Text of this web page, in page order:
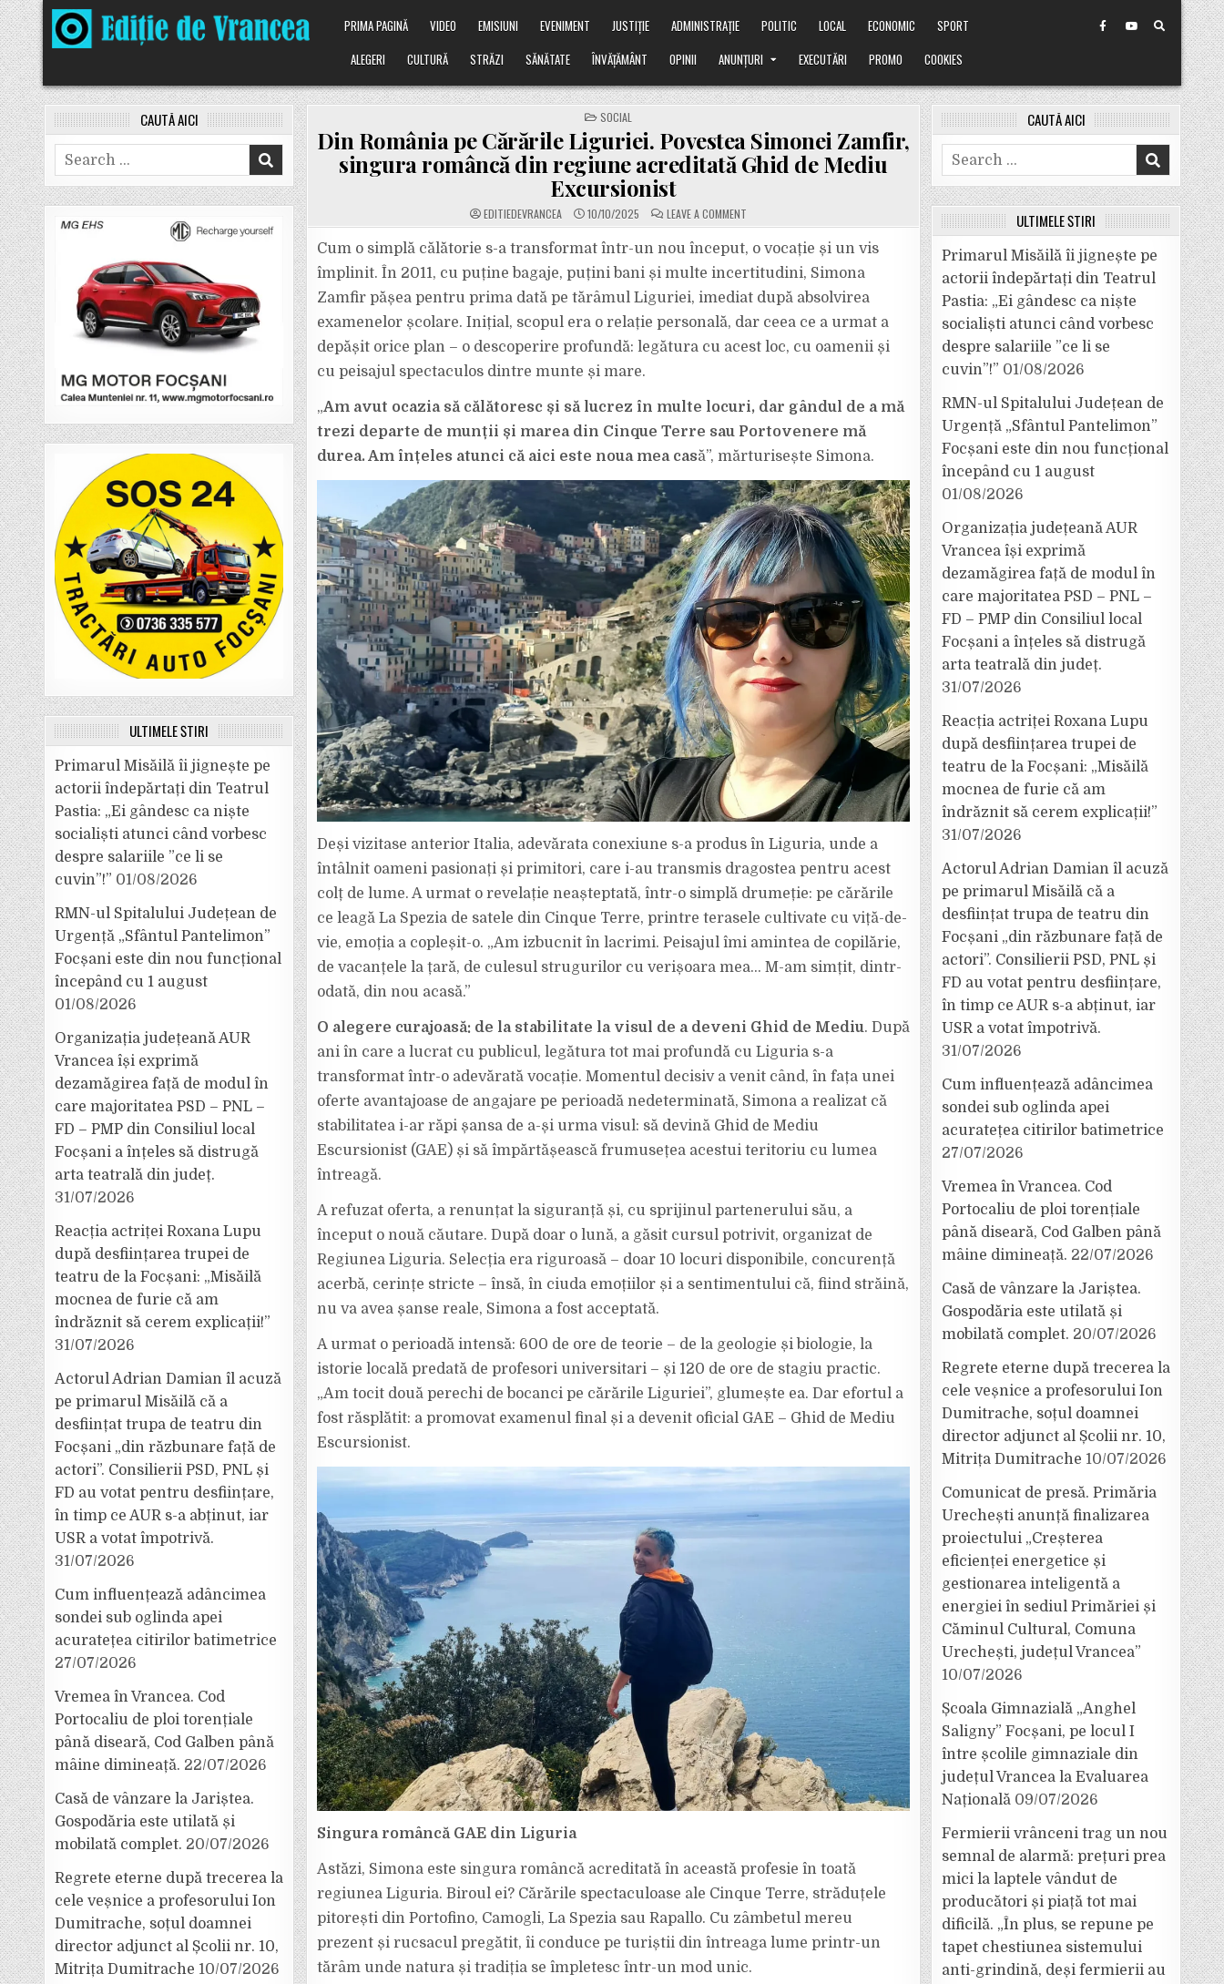
Skip
to
content
PRIMA PAGINĂ VIDEO EMISIUNI EVENIMENT JUSTIȚIE ADMINISTRAȚIE POLITIC LOCAL ECONOMIC
SPORT
ALEGERI
CULTURĂ STRĂZI SĂNĂTATE ÎNVĂȚĂMÂNT OPINII ANUNȚURI EXECUTĂRI PROMO COOKIES
POSTED
IN
SOCIAL
Din România pe Cărările Liguriei. Povestea Simonei Zamfir,
singura româncă din regiune acreditată Ghid de Mediu
Excursionist
EDITIEDEVRANCEA 10/10/2025 LEAVE A COMMENT
DIN
PE
CĂRĂRILE
LIGURIEI.
POVESTEA
SIMONEI
ZAMFIR,
ROMÂNCĂ
REGIUNE
ACREDITATĂ
EXCURSIONIST
Cum o simplă călătorie s-a transformat într-un nou început, o vocație și un vis
împlinit. În 2011, cu puține bagaje, puțini bani și multe incertitudini, Simona
Zamfir pășea pentru prima dată pe tărâmul Liguriei, imediat după absolvirea
examenelor școlare. Inițial, scopul era o relație personală, dar ceea ce a urmat a
depășit orice plan – o descoperire profundă: legătura cu acest loc, cu oamenii și
cu peisajul spectaculos dintre munte și mare.
„Am avut ocazia să călătoresc și să lucrez în multe locuri, dar gândul de a mă
trezi departe de munții și marea din Cinque Terre sau Portovenere mă
durea. Am înțeles atunci că aici este noua mea casă”, mărturisește Simona.
Deși vizitase anterior Italia, adevărata conexiune s-a produs în Liguria, unde a
întâlnit oameni pasionați și primitori, care i-au transmis dragostea pentru acest
colț de lume. A urmat o revelație neașteptată, într-o simplă drumeție: pe cărările
ce leagă La Spezia de satele din Cinque Terre, printre terasele cultivate cu viță-de-
vie, emoția a copleșit-o. „Am izbucnit în lacrimi. Peisajul îmi amintea de copilărie,
de vacanțele la țară, de culesul strugurilor cu verișoara mea… M-am simțit, dintr-
odată, din nou acasă.”
O alegere curajoasă: de la stabilitate la visul de a deveni Ghid de Mediu. După
ani în care a lucrat cu publicul, legătura tot mai profundă cu Liguria s-a
transformat într-o adevărată vocație. Momentul decisiv a venit când, în fața unei
oferte avantajoase de angajare pe perioadă nedeterminată, Simona a realizat că
stabilitatea i-ar răpi șansa de a-și urma visul: să devină Ghid de Mediu
Escursionist (GAE) și să împărtășească frumusețea acestui teritoriu cu lumea
întreagă.
A refuzat oferta, a renunțat la siguranță și, cu sprijinul partenerului său, a
început o nouă căutare. După doar o lună, a găsit cursul potrivit, organizat de
Regiunea Liguria. Selecția era riguroasă – doar 10 locuri disponibile, concurență
acerbă, cerințe stricte – însă, în ciuda emoțiilor și a sentimentului că, fiind străină,
nu va avea șanse reale, Simona a fost acceptată.
A urmat o perioadă intensă: 600 de ore de teorie – de la geologie și biologie, la
istorie locală predată de profesori universitari – și 120 de ore de stagiu practic.
„Am tocit două perechi de bocanci pe cărările Liguriei”, glumește ea. Dar efortul a
fost răsplătit: a promovat examenul final și a devenit oficial GAE – Ghid de Mediu
Escursionist.
Singura româncă GAE din Liguria
Astăzi, Simona este singura româncă acreditată în această profesie în toată
regiunea Liguria. Biroul ei? Cărările spectaculoase ale Cinque Terre, străduțele
pitorești din Portofino, Camogli, La Spezia sau Rapallo. Cu zâmbetul mereu
prezent și rucsacul pregătit, îi conduce pe turiștii din întreaga lume printr-un
tărâm unde natura și tradiția se împletesc într-un mod unic.
CAUTĂ AICI
Search
for:
ULTIMELE ȘTIRI
Primarul Misăilă îi jignește pe
actorii îndepărtați din Teatrul
Pastia: „Ei gândesc ca niște
socialiști atunci când vorbesc
despre salariile ”ce li se
cuvin”!” 01/08/2026
RMN-ul Spitalului Județean de
Urgență „Sfântul Pantelimon”
Focșani este din nou funcțional
începând cu 1 august
01/08/2026
Organizația județeană AUR
Vrancea își exprimă
dezamăgirea față de modul în
care majoritatea PSD – PNL –
FD – PMP din Consiliul local
Focșani a înțeles să distrugă
arta teatrală din județ.
31/07/2026
Reacția actriței Roxana Lupu
după desființarea trupei de
teatru de la Focșani: „Misăilă
mocnea de furie că am
îndrăznit să cerem explicații!”
31/07/2026
Actorul Adrian Damian îl acuză
pe primarul Misăilă că a
desființat trupa de teatru din
Focșani „din răzbunare față de
actori”. Consilierii PSD, PNL și
FD au votat pentru desființare,
în timp ce AUR s-a abținut, iar
USR a votat împotrivă.
31/07/2026
Cum influențează adâncimea
sondei sub oglinda apei
acuratețea citirilor batimetrice
27/07/2026
Vremea în Vrancea. Cod
Portocaliu de ploi torențiale
până diseară, Cod Galben până
mâine dimineață. 22/07/2026
Casă de vânzare la Jariștea.
Gospodăria este utilată și
mobilată complet. 20/07/2026
Regrete eterne după trecerea la
cele veșnice a profesorului Ion
Dumitrache, soțul doamnei
director adjunct al Școlii nr. 10,
Mitrița Dumitrache 10/07/2026
CAUTĂ AICI
Search
for:
ULTIMELE ȘTIRI
Primarul Misăilă îi jignește pe
actorii îndepărtați din Teatrul
Pastia: „Ei gândesc ca niște
socialiști atunci când vorbesc
despre salariile ”ce li se
cuvin”!” 01/08/2026
RMN-ul Spitalului Județean de
Urgență „Sfântul Pantelimon”
Focșani este din nou funcțional
începând cu 1 august
01/08/2026
Organizația județeană AUR
Vrancea își exprimă
dezamăgirea față de modul în
care majoritatea PSD – PNL –
FD – PMP din Consiliul local
Focșani a înțeles să distrugă
arta teatrală din județ.
31/07/2026
Reacția actriței Roxana Lupu
după desființarea trupei de
teatru de la Focșani: „Misăilă
mocnea de furie că am
îndrăznit să cerem explicații!”
31/07/2026
Actorul Adrian Damian îl acuză
pe primarul Misăilă că a
desființat trupa de teatru din
Focșani „din răzbunare față de
actori”. Consilierii PSD, PNL și
FD au votat pentru desființare,
în timp ce AUR s-a abținut, iar
USR a votat împotrivă.
31/07/2026
Cum influențează adâncimea
sondei sub oglinda apei
acuratețea citirilor batimetrice
27/07/2026
Vremea în Vrancea. Cod
Portocaliu de ploi torențiale
până diseară, Cod Galben până
mâine dimineață. 22/07/2026
Casă de vânzare la Jariștea.
Gospodăria este utilată și
mobilată complet. 20/07/2026
Regrete eterne după trecerea la
cele veșnice a profesorului Ion
Dumitrache, soțul doamnei
director adjunct al Școlii nr. 10,
Mitrița Dumitrache 10/07/2026
Comunicat de presă. Primăria
Urechești anunță finalizarea
proiectului „Creșterea
eficienței energetice și
gestionarea inteligentă a
energiei în sediul Primăriei și
Căminul Cultural, Comuna
Urechești, județul Vrancea”
10/07/2026
Școala Gimnazială „Anghel
Saligny” Focșani, pe locul I
între școlile gimnaziale din
județul Vrancea la Evaluarea
Națională 09/07/2026
Fermierii vrânceni trag un nou
semnal de alarmă: prețuri prea
mici la laptele vândut de
producători și piață tot mai
dificilă. „În plus, se repune pe
tapet chestiunea sistemului
anti-grindină, deși fermierii au